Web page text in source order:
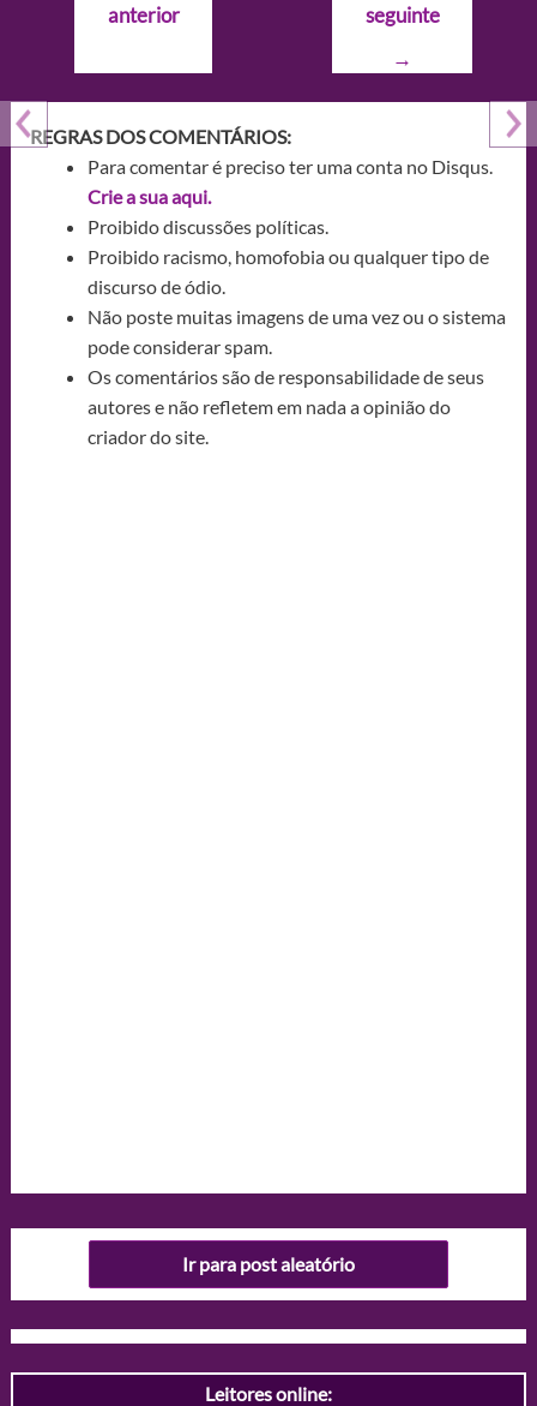
Postanterior
seguinte
→
REGRAS DOS COMENTÁRIOS:
Para comentar é preciso ter uma conta no Disqus.
Crie a sua aqui.
Proibido discussões políticas.
Proibido racismo, homofobia ou qualquer tipo de
discurso de ódio.
Não poste muitas imagens de uma vez ou o sistema
pode considerar spam.
Os comentários são de responsabilidade de seus
autores e não refletem em nada a opinião do
criador do site.
Ir para post aleatório
Leitores online: